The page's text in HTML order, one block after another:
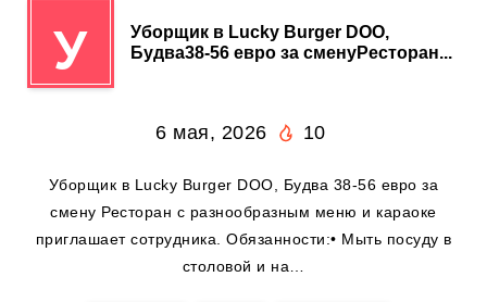
У
Уборщик в Lucky Burger DOO,
Будва38-56 евро за сменуРесторан...
6 мая, 2026 10
Уборщик в Lucky Burger DOO, Будва 38-56 евро за
смену Ресторан с разнообразным меню и караоке
приглашает сотрудника. Обязанности:• Мыть посуду в
столовой и на…